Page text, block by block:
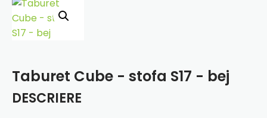
Taburet Cube - stofa S17 - bej
DESCRIERE